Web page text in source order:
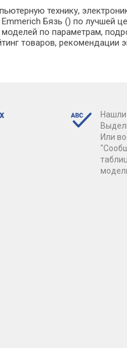
технику,
Emmerich Бязь () по
по параметрам,
товаров, рекомендации
Нашли
Или